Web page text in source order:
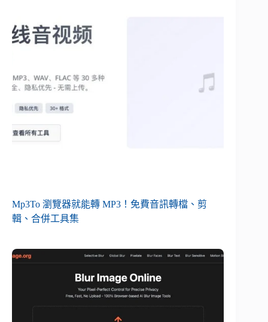
Mp3To 瀏覽器就能轉 MP3！免費音訊轉檔、剪
輯、合併工具集